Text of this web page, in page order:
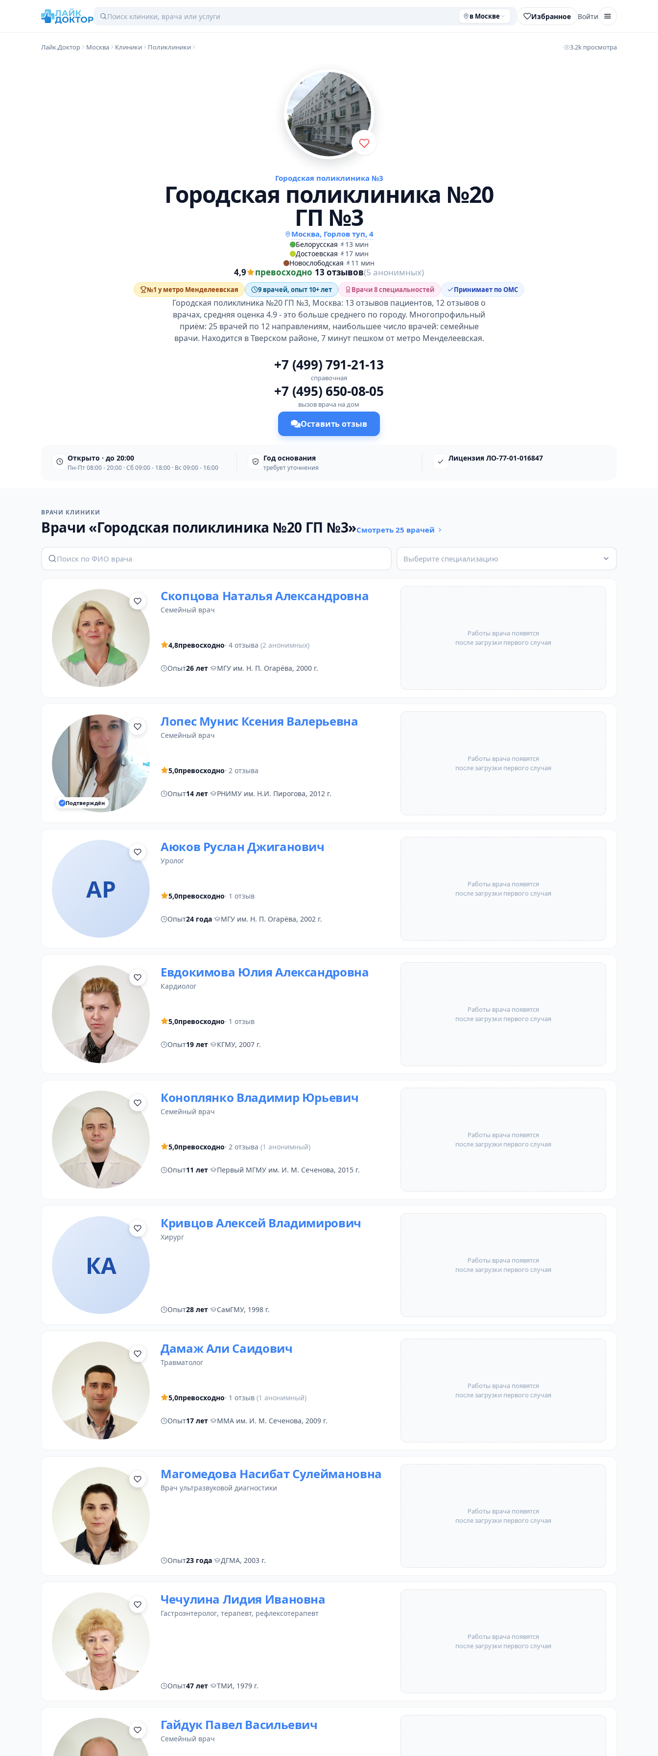
в Москве Избранное Войти
Лайк.Доктор Москва Клиники Поликлиники 3.2k просмотра
Городская поликлиника №3
Городская поликлиника №20
ГП №3
Москва, Горлов туп, 4
Белорусская·
13 мин
Достоевская·
17 мин
Новослободская· 11 мин
4,9 превосходно·13 отзывов(5 анонимных)
№1 у метро Менделеевская 9 врачей, опыт 10+ лет Врачи 8 специальностей Принимает по ОМС
Городская поликлиника №20 ГП №3, Москва: 13 отзывов пациентов, 12 отзывов о
врачах, средняя оценка 4.9 - это больше среднего по городу. Многопрофильный
приём: 25 врачей по 12 направлениям, наибольшее число врачей: семейные
врачи. Находится в Тверском районе, 7 минут пешком от метро Менделеевская.
+7 (499) 791-21-13
справочная
+7 (495) 650-08-05
вызов врача на дом
Оставить отзыв
Открыто · до 20:00
Пн-Пт 08:00 - 20:00 · Сб 09:00 - 18:00 · Вс 09:00 - 16:00
Год основания
требует уточнения
Лицензия ЛО-77-01-016847
ВРАЧИ КЛИНИКИ
Врачи «Городская поликлиника №20 ГП №3»Смотреть 25 врачей
Выберите специализацию
Скопцова Наталья Александровна
семейный врач
4,8превосходно· 4 отзыва (2 анонимных)
Опыт26 лет· МГУ им. Н. П. Огарёва, 2000 г.
Работы врача появятся
после загрузки первого случая
Подтверждён
Лопес Мунис Ксения Валерьевна
семейный врач
5,0превосходно· 2 отзыва
Опыт14 лет· РНИМУ им. Н.И. Пирогова, 2012 г.
Работы врача появятся
после загрузки первого случая
АР
Аюков Руслан Джиганович
уролог
5,0превосходно· 1 отзыв
Опыт24 года· МГУ им. Н. П. Огарёва, 2002 г.
Работы врача появятся
после загрузки первого случая
Евдокимова Юлия Александровна
кардиолог
5,0превосходно· 1 отзыв
Опыт19 лет· КГМУ, 2007 г.
Работы врача появятся
после загрузки первого случая
Коноплянко Владимир Юрьевич
семейный врач
5,0превосходно· 2 отзыва (1 анонимный)
Опыт11 лет· Первый МГМУ им. И. М. Сеченова, 2015 г.
Работы врача появятся
после загрузки первого случая
КА
Кривцов Алексей Владимирович
хирург
Опыт28 лет· СамГМУ, 1998 г.
Работы врача появятся
после загрузки первого случая
Дамаж Али Саидович
травматолог
5,0превосходно· 1 отзыв (1 анонимный)
Опыт17 лет· ММА им. И. М. Сеченова, 2009 г.
Работы врача появятся
после загрузки первого случая
Магомедова Насибат Сулеймановна
врач ультразвуковой диагностики
Опыт23 года· ДГМА, 2003 г.
Работы врача появятся
после загрузки первого случая
Чечулина Лидия Ивановна
гастроэнтеролог, терапевт, рефлексотерапевт
Опыт47 лет· ТМИ, 1979 г.
Работы врача появятся
после загрузки первого случая
Гайдук Павел Васильевич
семейный врач